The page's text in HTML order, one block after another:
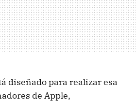
diseñado para realizar esa
de Apple,